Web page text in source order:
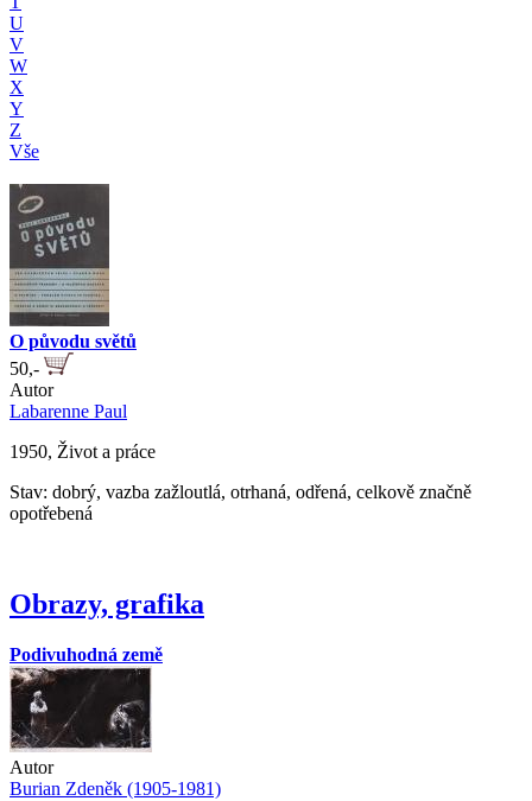
U
V
W
X
Y
Z
Vše
O původu světů
50,-
Autor
Labarenne Paul
1950, Život a práce
Stav: dobrý, vazba zažloutlá, otrhaná, odřená, celkově značně
opotřebená
Obrazy, grafika
Podivuhodná země
Autor
Burian Zdeněk (1905-1981)